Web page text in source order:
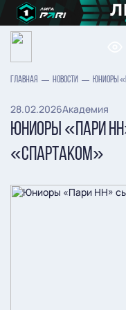
ГЛАВНАЯ НОВОСТИ ЮНИОРЫ
28.02.2026Академия
ЮНИОРЫ «ПАРИ
«СПАРТАКОМ»